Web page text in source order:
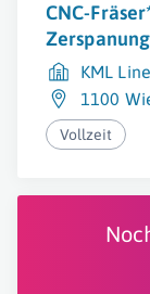
CNC-
KML
1100
Vollzeit